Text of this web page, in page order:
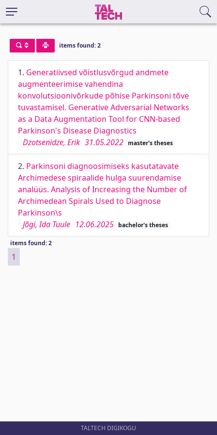
items found: 2
1. Generatiivsed võistlusvõrgud andmete
augmenteerimise vahendina
konvolutsioonivõrkude põhise Parkinsoni tõve
tuvastamisel. Generative Adversarial Networks
as a Data Augmentation Tool for CNN-based
Parkinson's Disease Diagnostics
Dzotsenidze, Erik 31.05.2022 master's theses
2. Parkinsoni diagnoosimiseks kasutatavate
Archimedese spiraalide hulga suurendamise
analüüs. Analysis of Increasing the Number of
Archimedean Spirals Used to Diagnose
Parkinson\s
Jõgi, Ida Tuule 12.06.2025 bachelor's theses
items found: 2
1
TALTECH DIGIKOGU